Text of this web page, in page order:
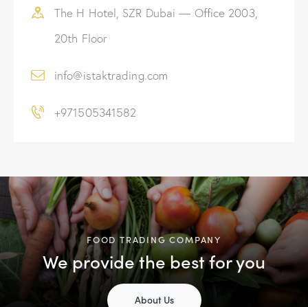
e
t
v
The H Hotel, SZR Dubai — Office 2003,
20th Floor
info@istaktrading.com
+971505341582
FOOD TRADING COMPANY
We provide the best for you
About Us